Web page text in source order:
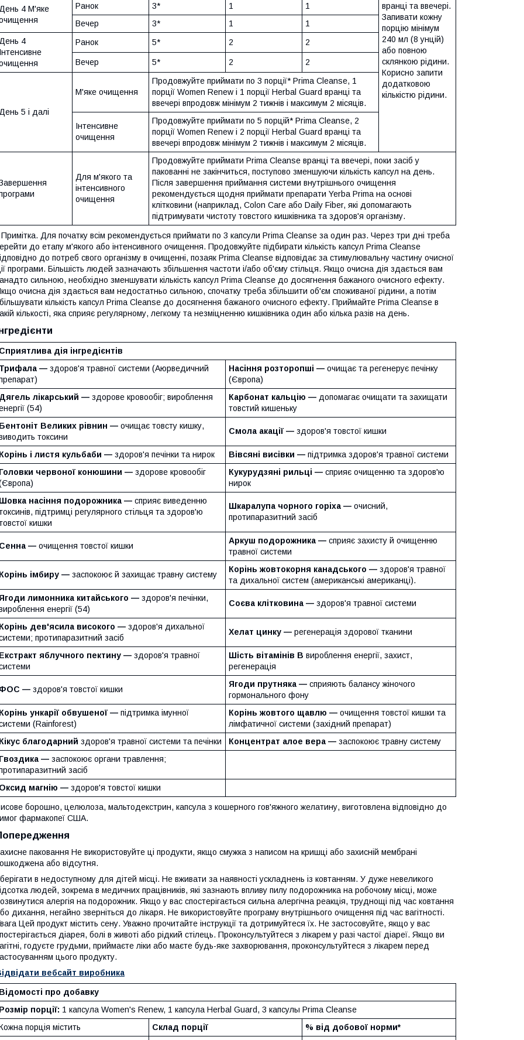
вранці та ввечері.
Запивати кожну
порцію мінімум
240 мл (8 унцій)
або повною
склянкою рідини.
Корисно запити
додатковою
кількістю рідини.
4 М'яке
Ранок 3* 1
1
Вечер
3* 1
1
4
Ранок 5* 2 2
Вечер 5* 2 2
5 і далі
М'яке очищення
Продовжуйте приймати по 3 порції* Prima Cleanse, 1
порції Women Renew і 1 порції Herbal Guard вранці та
ввечері впродовж мінімум 2 тижнів і максимум 2 місяців.
Інтенсивне
очищення
Продовжуйте приймати по 5 порцій* Prima Cleanse, 2
порції Women Renew і 2 порції Herbal Guard вранці та
ввечері впродовж мінімум 2 тижнів і максимум 2 місяців.
Для м'якого та
інтенсивного
очищення
Продовжуйте приймати Prima Cleanse вранці та ввечері, поки засіб у
пакованні не закінчиться, поступово зменшуючи кількість капсул на день.
Після завершення приймання системи внутрішнього очищення
рекомендується щодня приймати препарати Yerba Prima на основі
клітковини (наприклад, Colon Care або Daily Fiber, які допомагають
підтримувати чистоту товстого кишківника та здоров'я організму.
Для початку всім рекомендується приймати по 3 капсули Prima Cleanse за один раз. Через три дні треба
до етапу м'якого або інтенсивного очищення. Продовжуйте підбирати кількість капсул Prima Cleanse
до потреб свого організму в очищенні, позаяк Prima Cleanse відповідає за стимулювальну частину очисної
програми. Більшість людей зазначають збільшення частоти і/або об'єму стільця. Якщо очисна дія здається вам
сильною, необхідно зменшувати кількість капсул Prima Cleanse до досягнення бажаного очисного ефекту.
очисна дія здається вам недостатньо сильною, спочатку треба збільшити об'єм споживаної рідини, а потім
кількість капсул Prima Cleanse до досягнення бажаного очисного ефекту. Приймайте Prima Cleanse в
кількості, яка сприяє регулярному, легкому та незміцненню кишківника один або кілька разів на день.
дія інгредієнтів
— здоров'я травної системи (Аюрведичний
Насіння розторопші — очищає та регенерує печінку
(Європа)
лікарський — здорове кровообіг; вироблення
(54)
Карбонат кальцію — допомагає очищати та захищати
товстий кишеньку
Великих рівнин — очищає товсту кишку,
токсини
Смола акації — здоров'я товстої кишки
і листя кульбаби — здоров'я печінки та нирок Вівсяні висівки — підтримка здоров'я травної системи
червоної конюшини — здорове кровообіг
Кукурудзяні рильці — сприяє очищенню та здоров'ю
нирок
насіння подорожника — сприяє виведенню
підтримці регулярного стільця та здоров'ю
кишки
Шкаралупа чорного горіха — очисний,
протипаразитний засіб
— очищення товстої кишки
Аркуш подорожника — сприяє захисту й очищенню
травної системи
імбиру — заспокоює й захищає травну систему
Корінь жовтокорня канадського — здоров'я травної
та дихальної систем (американські американці).
лимонника китайського — здоров'я печінки,
енергії (54)
Соєва клітковина — здоров'я травної системи
дев'ясила високого — здоров'я дихальної
протипаразитний засіб
Хелат цинку — регенерація здорової тканини
яблучного пектину — здоров'я травної
Шість вітамінів В вироблення енергії, захист,
регенерація
— здоров'я товстої кишки
Ягоди прутняка — сприяють балансу жіночого
гормонального фону
ункарії обвушеної — підтримка імунної
(Rainforest)
Корінь жовтого щавлю — очищення товстої кишки та
лімфатичної системи (західний препарат)
благодарний здоров'я травної системи та печінки Концентрат алое вера — заспокоює травну систему
— заспокоює органи травлення;
засіб
магнію — здоров'я товстої кишки
борошно, целюлоза, мальтодекстрин, капсула з кошерного гов'яжного желатину, виготовлена відповідно до
фармакопеї США.
паковання Не використовуйте ці продукти, якщо смужка з написом на кришці або захисній мембрані
або відсутня.
в недоступному для дітей місці. Не вживати за наявності ускладнень із ковтанням. У дуже невеликого
людей, зокрема в медичних працівників, які зазнають впливу пилу подорожника на робочому місці, може
алергія на подорожник. Якщо у вас спостерігається сильна алергічна реакція, труднощі під час ковтання
дихання, негайно зверніться до лікаря. Не використовуйте програму внутрішнього очищення під час вагітності.
Цей продукт містить сену. Уважно прочитайте інструкції та дотримуйтеся їх. Не застосовуйте, якщо у вас
діарея, болі в животі або рідкий стілець. Проконсультуйтеся з лікарем у разі частої діареї. Якщо ви
годуєте грудьми, приймаєте ліки або маєте будь-яке захворювання, проконсультуйтеся з лікарем перед
цього продукту.
вебсайт виробника
про добавку
порції: 1 капсула Women's Renew, 1 капсула Herbal Guard, 3 капсулы Prima Cleanse
порція містить
Склад порції
% від добової норми*